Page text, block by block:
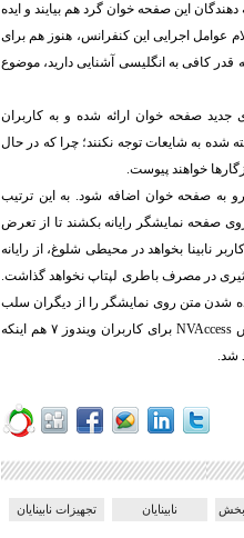
این صفحه خوان گرد هم بیایند و ایده
عوامل اجرایی این کنفرانس، هنوز هم برای
قدر کافی به انگلیسی آشنایی دارید، موضوع
صفحه خوان ارائه شده و به کاربران
شده به شایعات توجه نکنند؛ چرا که در حال
خواهند پیوست.
به صفحه خوان اضافه شود. به این ترتیب
صفحه نمایشگر رایانه بکشند تا از تعرض
نابینا بخواهد در محیطی شلوغ، از رایانه
در مصرف باطری لپتاپ نخواهد گذاشت.
شدن متن روی نمایشگر را از دیگران سلب
NVAccess
برای کاربران ویندوز ۷ هم اینکه
شد.
بخش نابینایان تجهیزات نابینایان